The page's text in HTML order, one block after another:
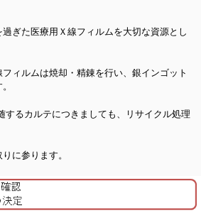
ぎた医療用Ｘ線フィルムを大切な資源とし
ィルムは焼却・精錬を行い、銀インゴット
するカルテにつきましても、リサイクル処理
に参ります。